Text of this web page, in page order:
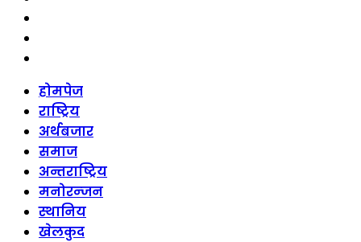
Skip
content
होमपेज
राष्ट्रिय
अर्थबजार
समाज
अन्तराष्ट्रिय
मनोरन्जन
स्थानिय
खेलकुद